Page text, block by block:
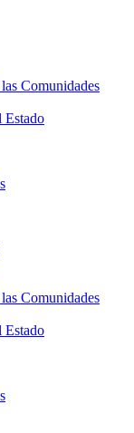
Comunidades
Estado
Comunidades
Estado